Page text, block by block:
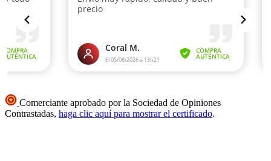
Comerciante aprobado por la Sociedad de Opiniones
Contrastadas, haga clic aquí para mostrar el certificado.